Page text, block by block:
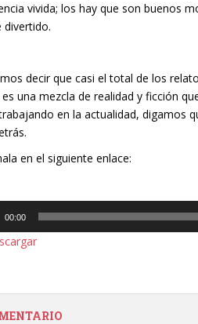
vivida; los hay que son buenos
divertido.
decir que casi el total de los
una mezcla de realidad y ficción
en la actualidad, digamos
en el siguiente enlace:
00:00